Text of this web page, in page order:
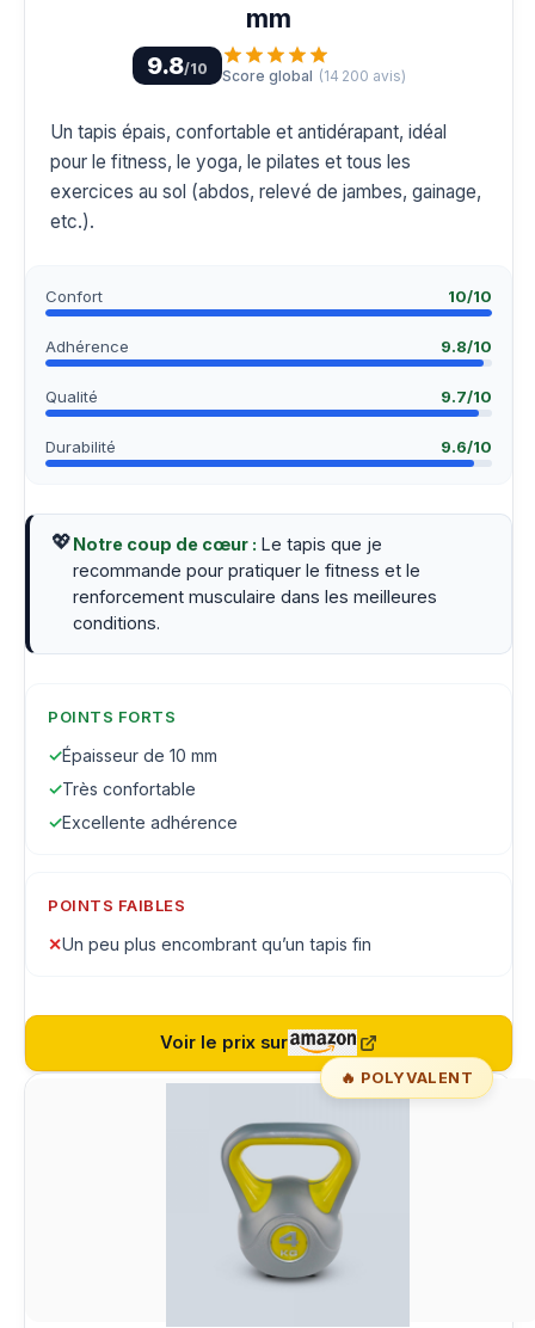
mm
9.8/10 Score global (14 200 avis)
Un tapis épais, confortable et antidérapant, idéal
pour le fitness, le yoga, le pilates et tous les
exercices au sol (abdos, relevé de jambes, gainage,
etc.).
Confort 10/10
Adhérence 9.8/10
Qualité 9.7/10
Durabilité 9.6/10
💖Notre coup de cœur : Le tapis que je
recommande pour pratiquer le fitness et le
renforcement musculaire dans les meilleures
conditions.
POINTS FORTS
✓Épaisseur de 10 mm
✓Très confortable
✓Excellente adhérence
POINTS FAIBLES
✕Un peu plus encombrant qu’un tapis fin
Voir le prix sur
🔥 POLYVALENT